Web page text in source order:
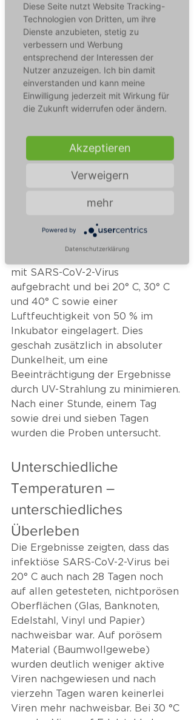
Krankenhäusern oder
Einkaufszentren, als
Kontaktflächen bei
Mobiltelefonen, Geldautomaten
und Selbstbedienungskassen.
Vinyl ist ein gebräuchliches
Trägermaterial, das in sozialen
Einrichtungen, Tischen, Fußböden,
Verkehrsmitteln sowie als
Schutzmaterial für
Handybildschirme verwendet
Oberfläche gewählt, die häufig in
Haushaltstextilien zu finden ist.
mit SARS-CoV-2-Virus
aufgebracht und bei 20° C, 30° C
und 40° C sowie einer
Luftfeuchtigkeit von 50 % im
Inkubator eingelagert. Dies
geschah zusätzlich in absoluter
Dunkelheit, um eine
Beeinträchtigung der Ergebnisse
durch UV-Strahlung zu minimieren.
Nach einer Stunde, einem Tag
sowie drei und sieben Tagen
wurden die Proben untersucht.
Unterschiedliche
Temperaturen –
unterschiedliches
Überleben
Die Ergebnisse zeigten, dass das
infektiöse SARS-CoV-2-Virus bei
20° C auch nach 28 Tagen noch
auf allen getesteten, nichtporösen
Oberflächen (Glas, Banknoten,
Edelstahl, Vinyl und Papier)
nachweisbar war. Auf porösem
Material (Baumwollgewebe)
wurden deutlich weniger aktive
Viren nachgewiesen und nach
vierzehn Tagen waren keinerlei
Viren mehr nachweisbar. Bei 30 °C
Diese Seite nutzt Website Tracking-
Technologien von Dritten, um ihre
Dienste anzubieten, stetig zu
verbessern und Werbung
entsprechend der Interessen der
Nutzer anzuzeigen. Ich bin damit
einverstanden und kann meine
Einwilligung jederzeit mit Wirkung für
die Zukunft widerrufen oder ändern.
Akzeptieren
Verweigern
mehr
Powered by
Datenschutzerklärung